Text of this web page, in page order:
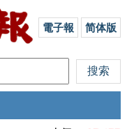
電子報 简体版